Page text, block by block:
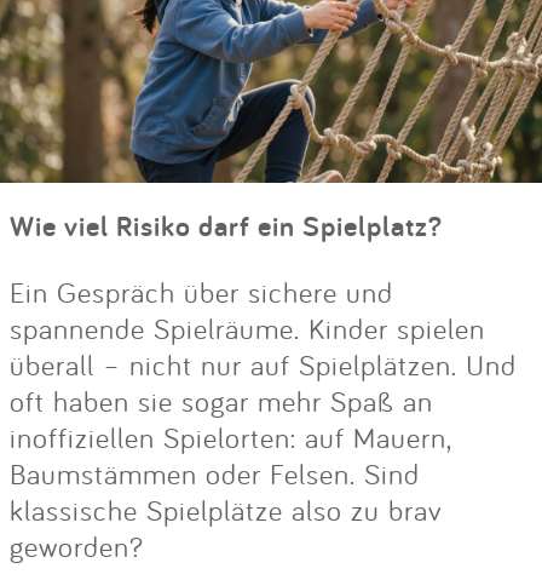
Wie viel Risiko darf ein Spielplatz?
Ein Gespräch über sichere und
spannende Spielräume. Kinder spielen
überall – nicht nur auf Spielplätzen. Und
oft haben sie sogar mehr Spaß an
inoffiziellen Spielorten: auf Mauern,
Baumstämmen oder Felsen. Sind
klassische Spielplätze also zu brav
geworden?